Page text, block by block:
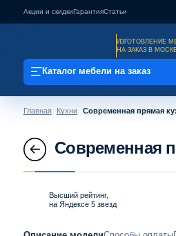
Акции и скидкиГарантияСтатьи
ИЗГОТОВЛЕНИЕ
НА ЗАКАЗ В
Каталог мебели на заказ
Главная Кухни Современная прямая
Современная
Высший рейтинг,
на Яндексе 5 звезд